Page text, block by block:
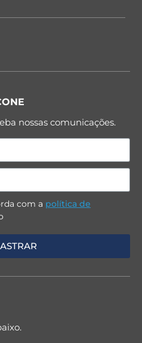
nossas comunicações.
com a política de